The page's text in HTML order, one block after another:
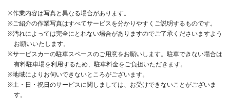
※作業内容は写真と異なる場合があります。
※ご紹介の作業写真はすべてサービスを分かりやすくご説明するものです。
※汚れによっては完全にとれない場合がありますのでご了承くださいますよう
お願いいたします。
※サービスカーの駐車スペースのご用意をお願いします。駐車できない場合は
有料駐車場を利用するため、駐車料金をご負担いただきます。
※地域によりお伺いできないところがございます。
※土・日・祝日のサービスに関しましては、お受けできないことがございま
す。